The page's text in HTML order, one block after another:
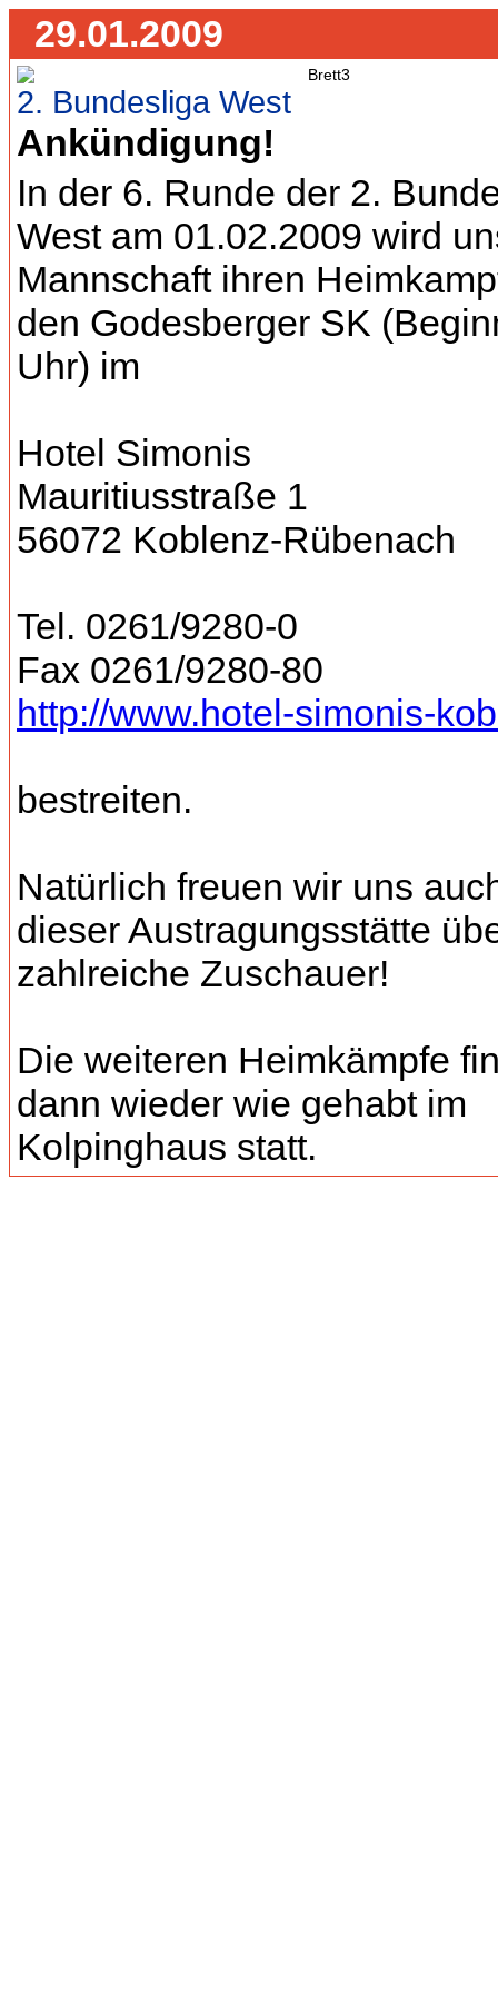
29.01.2009
2. Bundesliga West
Ankündigung!
In der 6. Runde der 2.
West am 01.02.2009 wird
Mannschaft ihren
den Godesberger SK
Uhr) im
Hotel Simonis
Mauritiusstraße 1
56072 Koblenz-Rübenach
Tel. 0261/9280-0
Fax 0261/9280-80
http://www.hotel-simonis-
bestreiten.
Natürlich freuen wir uns
dieser Austragungsstätte
zahlreiche Zuschauer!
Die weiteren Heimkämpfe
dann wieder wie gehabt im
Kolpinghaus statt.